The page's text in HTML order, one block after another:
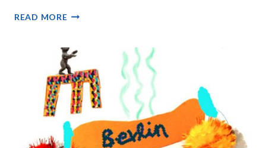
READ MORESCHNECKI.
DI.